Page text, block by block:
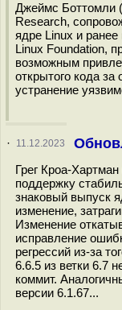
Джеймс Боттомли
Research,
ядре Linux и ранее
Linux Foundation,
возможным
открытого кода
устранение
· 11.12.2023
Грег Кроа-
поддержку
знаковый выпуск
изменение,
Изменение
исправление
регрессий из-за
6.6.5 из ветки 6.7
коммит.
версии 6.1.67...